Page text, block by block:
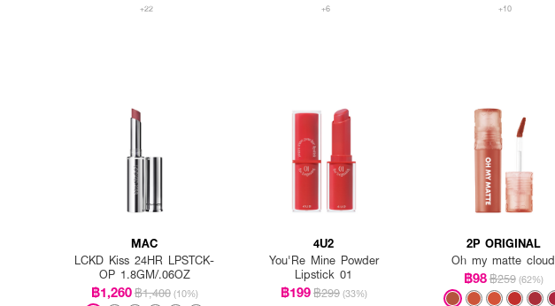
+22 +6 +10
MAC
LCKD Kiss 24HR LPSTCK-
OP 1.8GM/.06OZ
฿1,260฿1,400 (10%)
4U2
You'Re Mine Powder
Lipstick 01
฿199฿299 (33%)
2P ORIGINAL
Oh my matte cloud
฿98฿259 (62%)